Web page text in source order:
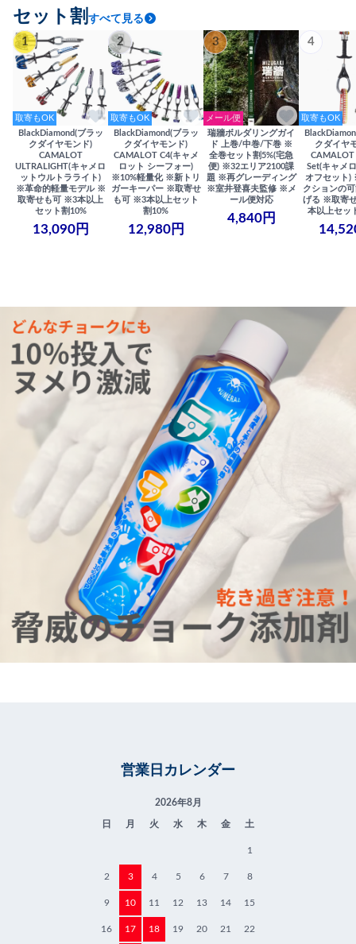
セット割 すべて見る
1
取寄もOK
BlackDiamond(ブラッ
クダイヤモンド)
CAMALOT
ULTRALIGHT(キャメロ
ットウルトラライト)
※革命的軽量モデル ※
取寄せも可 ※3本以上
セット割10%
13,090円
2
取寄もOK
BlackDiamond(ブラッ
クダイヤモンド)
CAMALOT C4(キャメ
ロット シーフォー)
※10%軽量化 ※新トリ
ガーキーパー ※取寄せ
も可 ※3本以上セット
割10%
12,980円
3
メール便
瑞牆ボルダリングガイ
ド 上巻/中巻/下巻 ※
全巻セット割5%(宅急
便) ※32エリア2100課
題 ※再グレーディング
※室井登喜夫監修 ※メ
ール便対応
4,840円
4
取寄もOK
クダイヤ
Set(キャメ
オフセット)
クションの
げる ※取寄
本以上セッ
営業日カレンダー
2026年8月
日 月 火 水 木 金 土
1
2 3 4 5 6 7 8
9 10 11 12 13 14 15
16 17 18 19 20 21 22